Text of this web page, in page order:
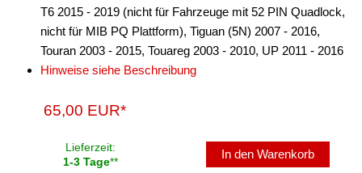
T6 2015 - 2019 (nicht für Fahrzeuge mit 52 PIN Quadlock,
nicht für MIB PQ Plattform), Tiguan (5N) 2007 - 2016,
Touran 2003 - 2015, Touareg 2003 - 2010, UP 2011 - 2016
Hinweise siehe Beschreibung
65,00 EUR*
Lieferzeit:
1-3 Tage**
In den Warenkorb